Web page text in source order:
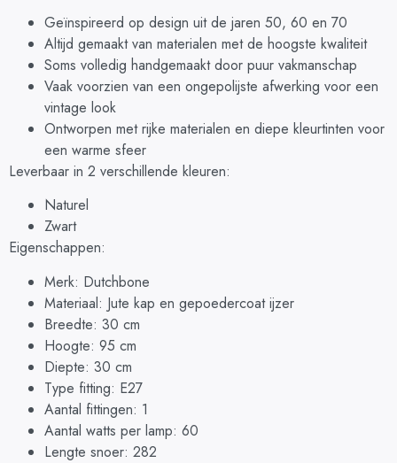
Geïnspireerd op design uit de jaren 50, 60 en 70
Altijd gemaakt van materialen met de hoogste kwaliteit
Soms volledig handgemaakt door puur vakmanschap
Vaak voorzien van een ongepolijste afwerking voor een
vintage look
Ontworpen met rijke materialen en diepe kleurtinten voor
een warme sfeer
Leverbaar in 2 verschillende kleuren:
Naturel
Zwart
Eigenschappen:
Merk: Dutchbone
Materiaal: Jute kap en gepoedercoat ijzer
Breedte: 30 cm
Hoogte: 95 cm
Diepte: 30 cm
Type fitting: E27
Aantal fittingen: 1
Aantal watts per lamp: 60
Lengte snoer: 282